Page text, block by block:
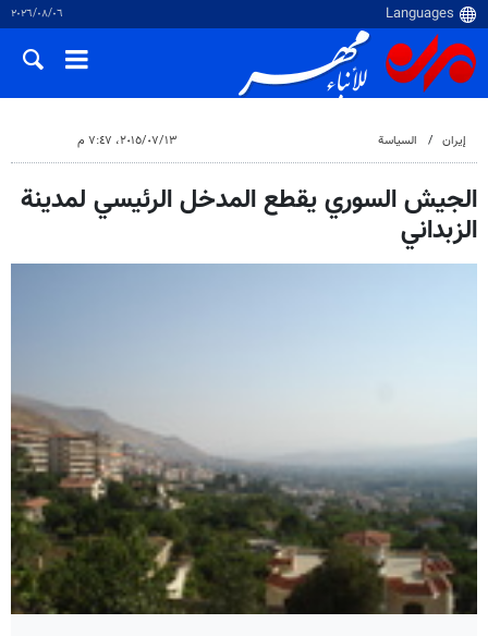
٠٦‏/٠٨‏/٢٠٢٦
إيران السياسة ١٣‏/٠٧‏/٢٠١٥، ٧:٤٧ م
الجيش السوري يقطع المدخل الرئيسي لمدينة
الزبداني